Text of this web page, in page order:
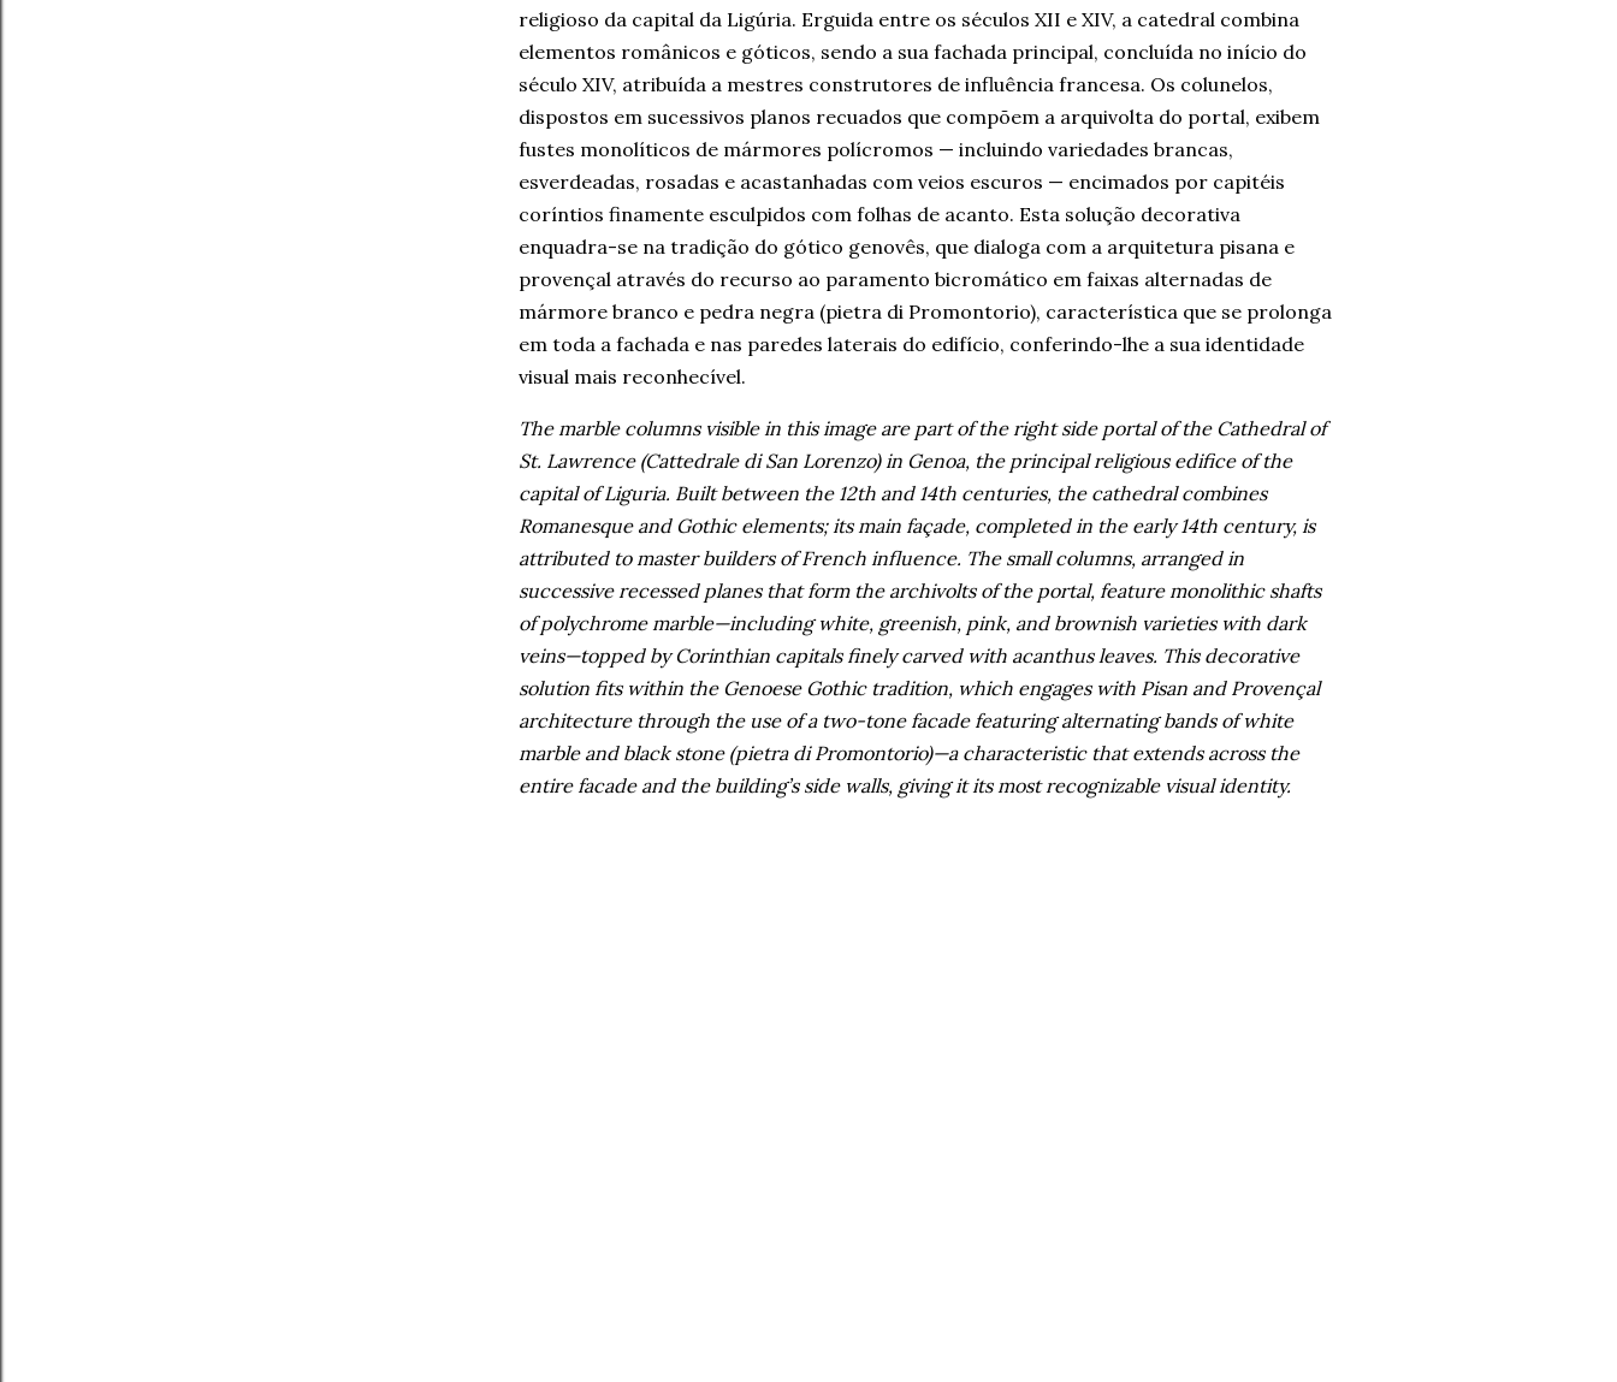
religioso da capital da Ligúria. Erguida entre os séculos XII e XIV, a catedral combina
elementos românicos e góticos, sendo a sua fachada principal, concluída no início do
século XIV, atribuída a mestres construtores de influência francesa. Os colunelos,
dispostos em sucessivos planos recuados que compõem a arquivolta do portal, exibem
fustes monolíticos de mármores polícromos — incluindo variedades brancas,
esverdeadas, rosadas e acastanhadas com veios escuros — encimados por capitéis
coríntios finamente esculpidos com folhas de acanto. Esta solução decorativa
enquadra-se na tradição do gótico genovês, que dialoga com a arquitetura pisana e
provençal através do recurso ao paramento bicromático em faixas alternadas de
mármore branco e pedra negra (pietra di Promontorio), característica que se prolonga
em toda a fachada e nas paredes laterais do edifício, conferindo-lhe a sua identidade
visual mais reconhecível.
The marble columns visible in this image are part of the right side portal of the Cathedral of
St. Lawrence (Cattedrale di San Lorenzo) in Genoa, the principal religious edifice of the
capital of Liguria. Built between the 12th and 14th centuries, the cathedral combines
Romanesque and Gothic elements; its main façade, completed in the early 14th century, is
attributed to master builders of French influence. The small columns, arranged in
successive recessed planes that form the archivolts of the portal, feature monolithic shafts
of polychrome marble—including white, greenish, pink, and brownish varieties with dark
veins—topped by Corinthian capitals finely carved with acanthus leaves. This decorative
solution fits within the Genoese Gothic tradition, which engages with Pisan and Provençal
architecture through the use of a two-tone facade featuring alternating bands of white
marble and black stone (pietra di Promontorio)—a characteristic that extends across the
entire facade and the building’s side walls, giving it its most recognizable visual identity.